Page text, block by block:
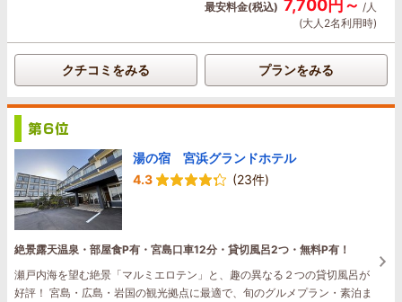
最安料金(税込) 7,700円～ /人
(大人2名利用時)
クチコミをみる プランをみる
湯の宿 宮浜グランドホテル
4.3
(23件)
絶景露天温泉・部屋食P有・宮島口車12分・貸切風呂2つ・無料P有！
瀬戸内海を望む絶景「マルミエロテン」と、趣の異なる２つの貸切風呂が
好評！ 宮島・広島・岩国の観光拠点に最適で、旬のグルメプラン・素泊ま